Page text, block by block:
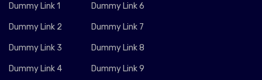
Dummy Link 1
Dummy Link 2
Dummy Link 3
Dummy Link 4
Dummy Link 6
Dummy Link 7
Dummy Link 8
Dummy Link 9